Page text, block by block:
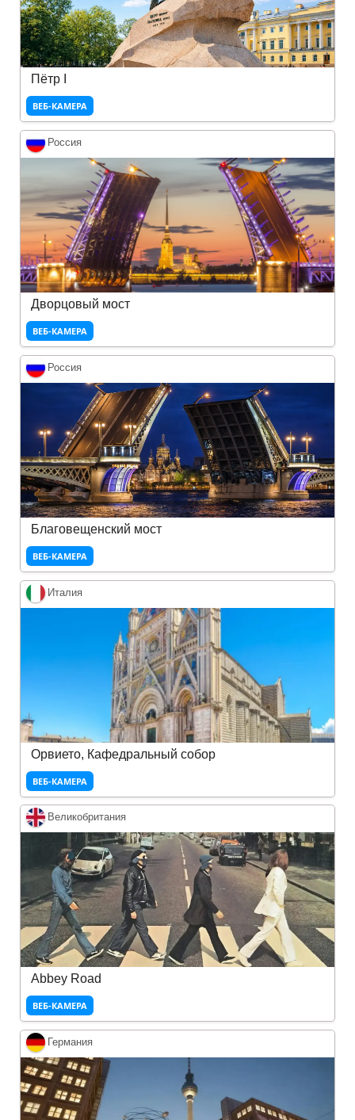
Пётр I
ВЕБ-КАМЕРА
Россия
Дворцовый мост
ВЕБ-КАМЕРА
Россия
Благовещенский мост
ВЕБ-КАМЕРА
Италия
Орвието, Кафедральный собор
ВЕБ-КАМЕРА
Великобритания
Abbey Road
ВЕБ-КАМЕРА
Германия